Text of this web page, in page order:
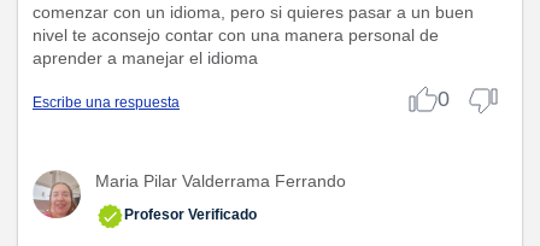
comenzar con un idioma, pero si quieres pasar a un buen
nivel te aconsejo contar con una manera personal de
aprender a manejar el idioma
Escribe una respuesta 0
Maria Pilar Valderrama Ferrando
Profesor Verificado